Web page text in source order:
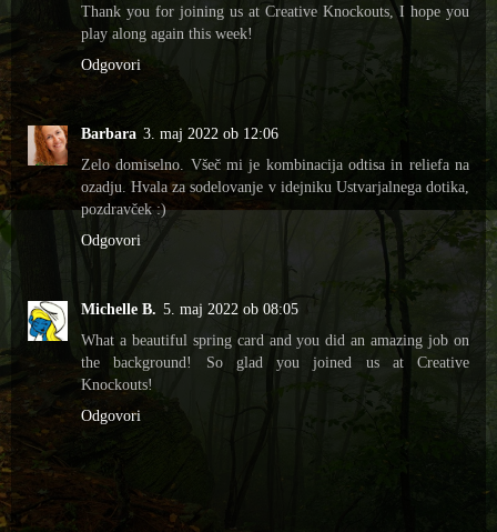
Thank you for joining us at Creative Knockouts, I hope you
play along again this week!
Odgovori
Barbara 3. maj 2022 ob 12:06
Zelo domiselno. Všeč mi je kombinacija odtisa in reliefa na
ozadju. Hvala za sodelovanje v idejniku Ustvarjalnega dotika,
pozdravček :)
Odgovori
Michelle B. 5. maj 2022 ob 08:05
What a beautiful spring card and you did an amazing job on
the background! So glad you joined us at Creative
Knockouts!
Odgovori